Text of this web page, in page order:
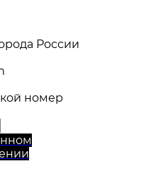
России
номер